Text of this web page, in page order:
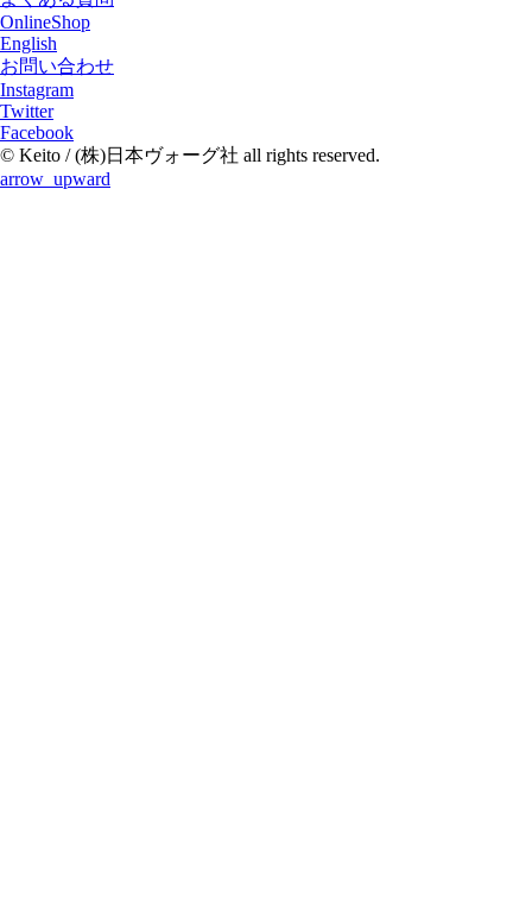
OnlineShop
English
お問い合わせ
Instagram
Twitter
Facebook
© Keito / (株)日本ヴォーグ社 all rights reserved.
arrow_upward